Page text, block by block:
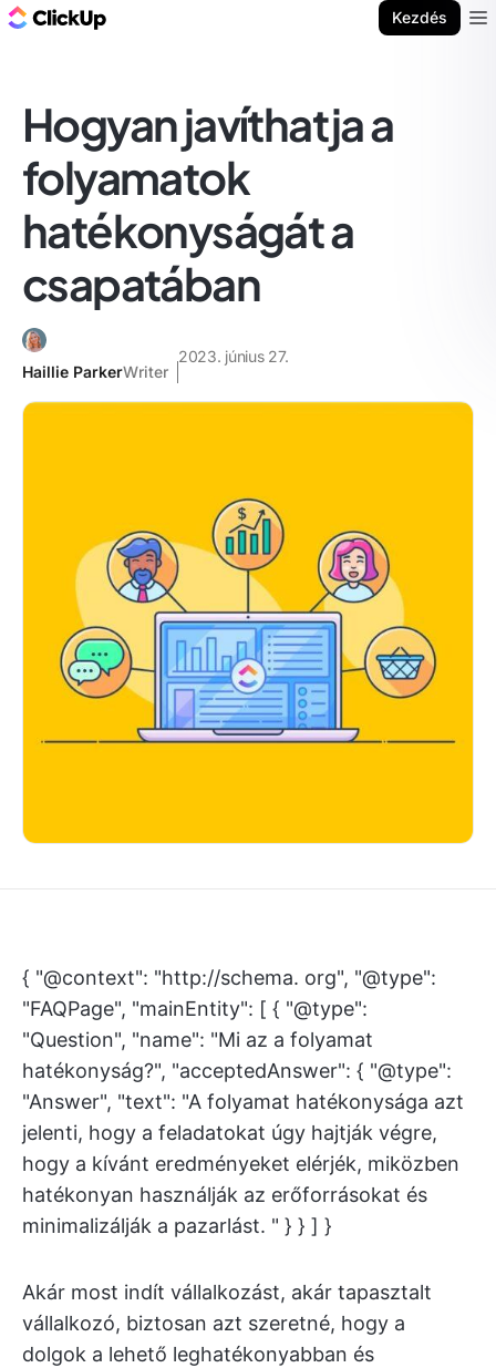
Kezdés
Hogyan javíthatja a
folyamatok
hatékonyságát a
csapatában
Haillie ParkerWriter
2023. június 27.
{ "@context": "http://schema. org", "@type":
"FAQPage", "mainEntity": [ { "@type":
"Question", "name": "Mi az a folyamat
hatékonyság?", "acceptedAnswer": { "@type":
"Answer", "text": "A folyamat hatékonysága azt
jelenti, hogy a feladatokat úgy hajtják végre,
hogy a kívánt eredményeket elérjék, miközben
hatékonyan használják az erőforrásokat és
minimalizálják a pazarlást. " } } ] }
Akár most indít vállalkozást, akár tapasztalt
vállalkozó, biztosan azt szeretné, hogy a
dolgok a lehető leghatékonyabban és